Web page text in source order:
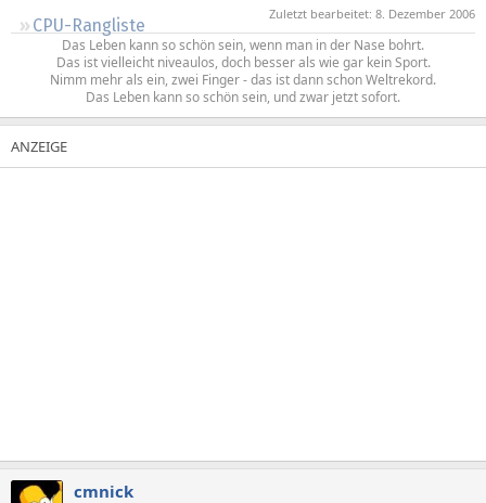
CPU-Rangliste
Zuletzt bearbeitet: 8. Dezember 2006
Das Leben kann so schön sein, wenn man in der Nase bohrt.
Das ist vielleicht niveaulos, doch besser als wie gar kein Sport.
Nimm mehr als ein, zwei Finger - das ist dann schon Weltrekord.
Das Leben kann so schön sein, und zwar jetzt sofort.​
cmnick